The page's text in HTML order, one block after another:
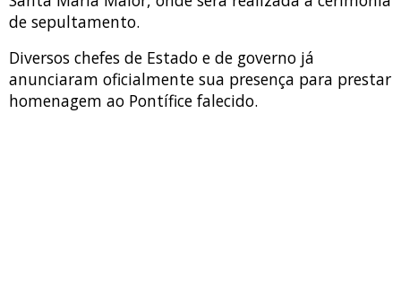
de sepultamento.
Diversos chefes de Estado e de governo já
anunciaram oficialmente sua presença para prestar
homenagem ao Pontífice falecido.